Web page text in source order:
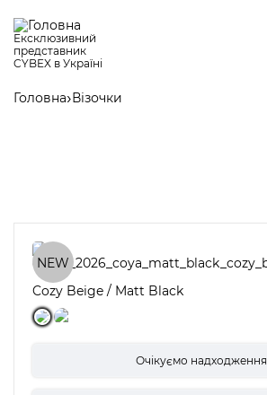
до
основного
вмісту
Ексклюзивний
представник
CYBEX в Україні
Головна Візочки
NEW
Cozy Beige / Matt Black